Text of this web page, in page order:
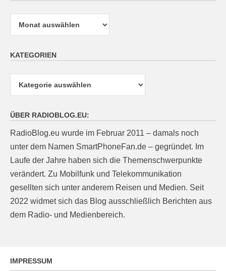
Archiv
KATEGORIEN
ÜBER RADIOBLOG.EU:
RadioBlog.eu wurde im Februar 2011 – damals noch
unter dem Namen SmartPhoneFan.de – gegründet. Im
Laufe der Jahre haben sich die Themenschwerpunkte
verändert. Zu Mobilfunk und Telekommunikation
gesellten sich unter anderem Reisen und Medien. Seit
2022 widmet sich das Blog ausschließlich Berichten aus
dem Radio- und Medienbereich.
IMPRESSUM